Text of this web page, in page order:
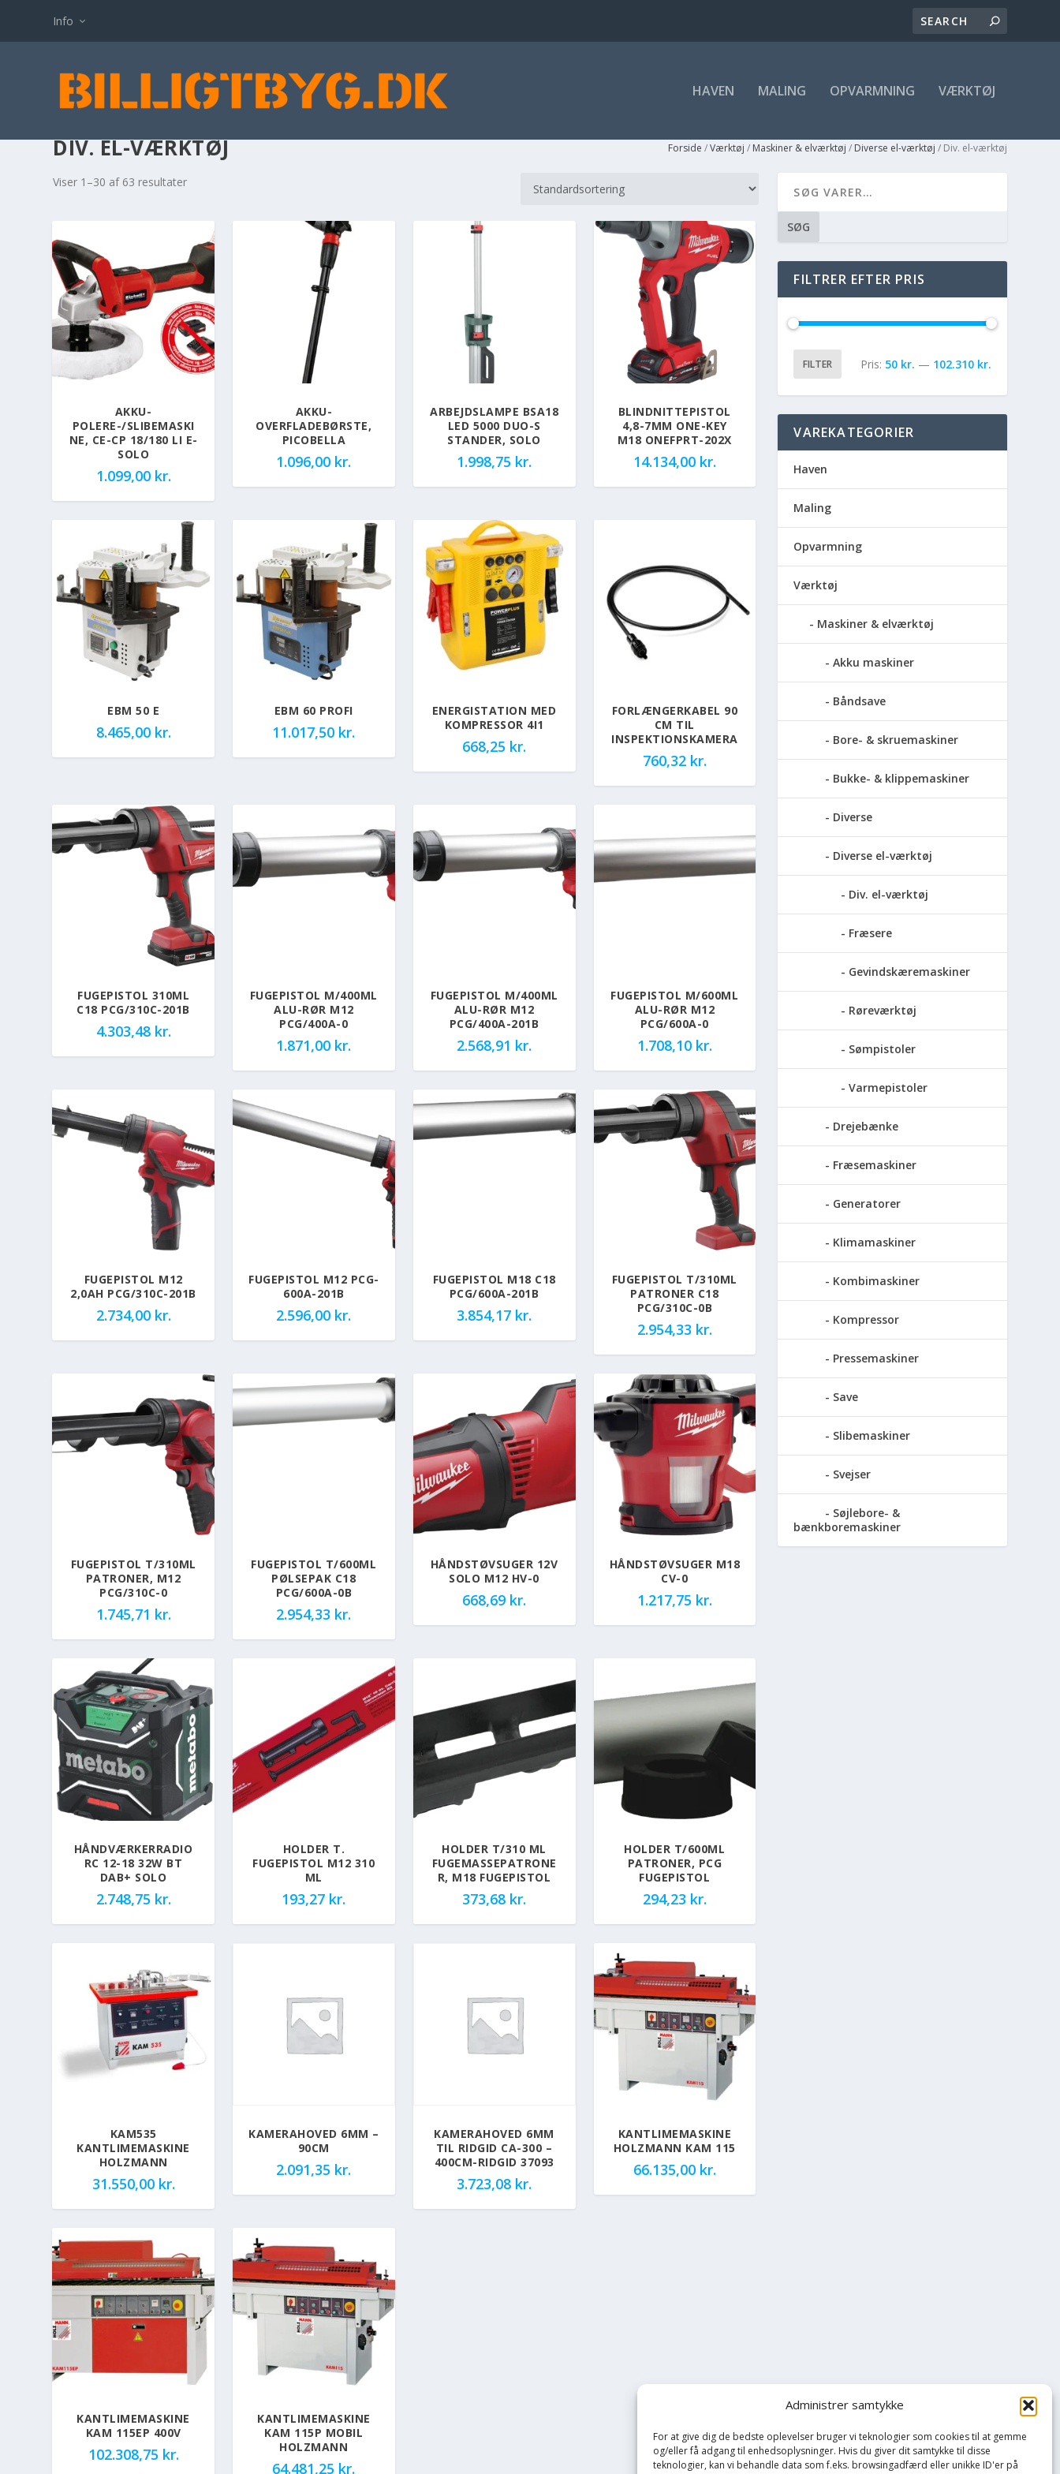
Administrer samtykke
For at give dig de bedste oplevelser bruger vi teknologier som cookies til at gemme
og/eller få adgang til enhedsoplysninger. Hvis du giver dit samtykke til disse
teknologier, kan vi behandle data som f.eks. browsingadfærd eller unikke ID'er på
Info
HAVEN MALING OPVARMNING VÆRKTØJ
DIV. EL-VÆRKTØJ Forside /Værktøj / Maskiner & elværktøj / Diverse el-værktøj / Div. el-værktøj
Viser 1–30 af 63 resultater
AKKU-
POLERE-/SLIBEMASKI
NE, CE-CP 18/180 LI E-
SOLO
1.099,00 kr.
AKKU-
OVERFLADEBØRSTE,
PICOBELLA
1.096,00 kr.
ARBEJDSLAMPE BSA18
LED 5000 DUO-S
STANDER, SOLO
1.998,75 kr.
BLINDNITTEPISTOL
4,8-7MM ONE-KEY
M18 ONEFPRT-202X
14.134,00 kr.
EBM 50 E
8.465,00 kr.
EBM 60 PROFI
11.017,50 kr.
ENERGISTATION MED
KOMPRESSOR 4I1
668,25 kr.
FORLÆNGERKABEL 90
CM TIL
INSPEKTIONSKAMERA
760,32 kr.
FUGEPISTOL 310ML
C18 PCG/310C-201B
4.303,48 kr.
FUGEPISTOL M/400ML
ALU-RØR M12
PCG/400A-0
1.871,00 kr.
FUGEPISTOL M/400ML
ALU-RØR M12
PCG/400A-201B
2.568,91 kr.
FUGEPISTOL M/600ML
ALU-RØR M12
PCG/600A-0
1.708,10 kr.
FUGEPISTOL M12
2,0AH PCG/310C-201B
2.734,00 kr.
FUGEPISTOL M12 PCG-
600A-201B
2.596,00 kr.
FUGEPISTOL M18 C18
PCG/600A-201B
3.854,17 kr.
FUGEPISTOL T/310ML
PATRONER C18
PCG/310C-0B
2.954,33 kr.
FUGEPISTOL T/310ML
PATRONER, M12
PCG/310C-0
1.745,71 kr.
FUGEPISTOL T/600ML
PØLSEPAK C18
PCG/600A-0B
2.954,33 kr.
HÅNDSTØVSUGER 12V
SOLO M12 HV-0
668,69 kr.
HÅNDSTØVSUGER M18
CV-0
1.217,75 kr.
HÅNDVÆRKERRADIO
RC 12-18 32W BT
DAB+ SOLO
2.748,75 kr.
HOLDER T.
FUGEPISTOL M12 310
ML
193,27 kr.
HOLDER T/310 ML
FUGEMASSEPATRONE
R, M18 FUGEPISTOL
373,68 kr.
HOLDER T/600ML
PATRONER, PCG
FUGEPISTOL
294,23 kr.
KAM535
KANTLIMEMASKINE
HOLZMANN
31.550,00 kr.
KAMERAHOVED 6MM –
90CM
2.091,35 kr.
KAMERAHOVED 6MM
TIL RIDGID CA-300 –
400CM-RIDGID 37093
3.723,08 kr.
KANTLIMEMASKINE
HOLZMANN KAM 115
66.135,00 kr.
KANTLIMEMASKINE
KAM 115EP 400V
102.308,75 kr.
KANTLIMEMASKINE
KAM 115P MOBIL
HOLZMANN
64.481,25 kr.
SØG
FILTRER EFTER PRIS
FILTER Pris: 50 kr. — 102.310 kr.
VAREKATEGORIER
Haven
Maling
Opvarmning
Værktøj
Maskiner & elværktøj
Akku maskiner
Båndsave
Bore- & skruemaskiner
Bukke- & klippemaskiner
Diverse
Diverse el-værktøj
Div. el-værktøj
Fræsere
Gevindskæremaskiner
Røreværktøj
Sømpistoler
Varmepistoler
Drejebænke
Fræsemaskiner
Generatorer
Klimamaskiner
Kombimaskiner
Kompressor
Pressemaskiner
Save
Slibemaskiner
Svejser
Søjlebore- &
bænkboremaskiner